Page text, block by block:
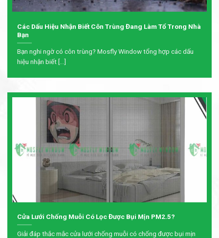
Các Dấu Hiệu Nhận Biết Côn Trùng Đang Làm Tổ Trong Nhà
Bạn
Bạn nghi ngờ có côn trùng? Mosfly Window tổng hợp các dấu
hiệu nhận biết [...]
Cửa Lưới Chống Muỗi Có Lọc Được Bụi Mịn PM2.5?
Giải đáp thắc mắc cửa lưới chống muỗi có chống được bụi mịn